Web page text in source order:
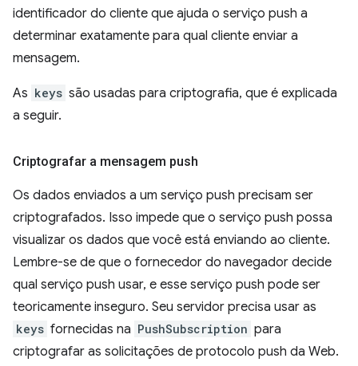
identificador do cliente que ajuda o serviço push a
determinar exatamente para qual cliente enviar a
mensagem.
As keys são usadas para criptografia, que é explicada
a seguir.
Criptografar a mensagem push
Os dados enviados a um serviço push precisam ser
criptografados. Isso impede que o serviço push possa
visualizar os dados que você está enviando ao cliente.
Lembre-se de que o fornecedor do navegador decide
qual serviço push usar, e esse serviço push pode ser
teoricamente inseguro. Seu servidor precisa usar as
keys fornecidas na PushSubscription para
criptografar as solicitações de protocolo push da Web.